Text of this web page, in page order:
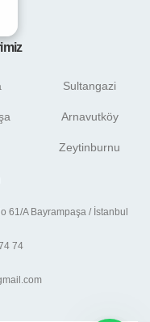
Sultangazi
Arnavutköy
Zeytinburnu
61/A Bayrampaşa / İstanbul
74